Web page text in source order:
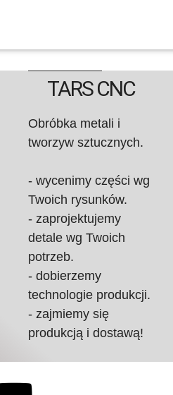
TARS CNC
Obróbka metali i
tworzyw sztucznych.
- wycenimy części wg
Twoich rysunków.
- zaprojektujemy
detale wg Twoich
potrzeb.
- dobierzemy
technologie produkcji.
- zajmiemy się
produkcją i dostawą!